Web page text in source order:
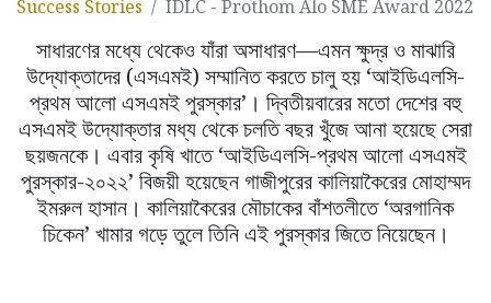
Success Stories IDLC - Prothom Alo SME Award 2022
সাধারণের মধ্যে থেকেও যাঁরা অসাধারণ—এমন ক্ষুদ্র ও মাঝারি
উদ্যোক্তাদের (এসএমই) সম্মানিত করতে চালু হয় ‘আইডিএলসি-
প্রথম আলো এসএমই পুরস্কার’। দ্বিতীয়বারের মতো দেশের বহু
এসএমই উদ্যোক্তার মধ্য থেকে চলতি বছর খুঁজে আনা হয়েছে সেরা
ছয়জনকে। এবার কৃষি খাতে ‘আইডিএলসি-প্রথম আলো এসএমই
পুরস্কার-২০২২’ বিজয়ী হয়েছেন গাজীপুরের কালিয়াকৈরের মোহাম্মদ
ইমরুল হাসান। কালিয়াকৈরের মৌচাকের বাঁশতলীতে ‘অরগানিক
চিকেন’ খামার গড়ে তুলে তিনি এই পুরস্কার জিতে নিয়েছেন।